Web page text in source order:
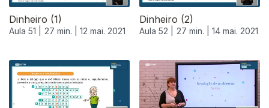
Dinheiro (1)
Aula 51 | 27 min. | 12 mai. 2021
Dinheiro (2)
Aula 52 | 27 min. | 14 mai. 2021